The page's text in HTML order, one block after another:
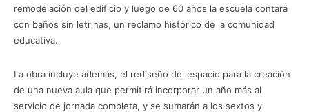
remodelación del edificio y luego de 60 años la escuela contará
con baños sin letrinas, un reclamo histórico de la comunidad
educativa.
La obra incluye además, el rediseño del espacio para la creación
de una nueva aula que permitirá incorporar un año más al
servicio de jornada completa, y se sumarán a los sextos y